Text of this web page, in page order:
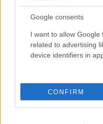
Google consents
I want to allow Google
related to advertising
device identifiers in
CONFIRM